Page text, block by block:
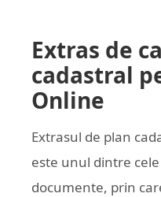
Extras de
cadastral
Online
Extrasul de plan
este unul dintre
documente, prin